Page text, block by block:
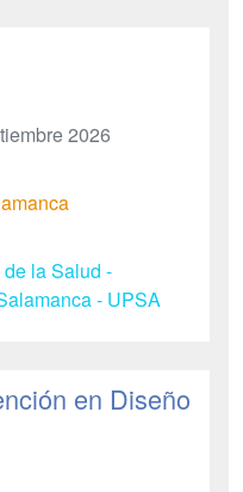
2026
la Salud -
- UPSA
en Diseño